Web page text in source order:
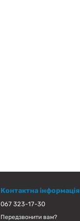
Контактна інформація
067 323-17-30
Передзвонити вам?